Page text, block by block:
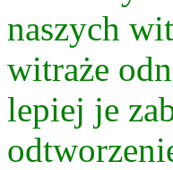
naszych
witraże
lepiej je